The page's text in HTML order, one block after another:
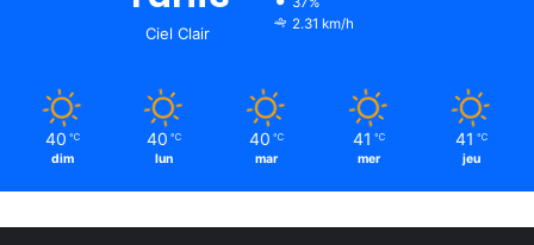
Ciel Clair
2.31 km/h
40 ℃
dim
40 ℃
lun
40 ℃
mar
41 ℃
mer
41 ℃
jeu